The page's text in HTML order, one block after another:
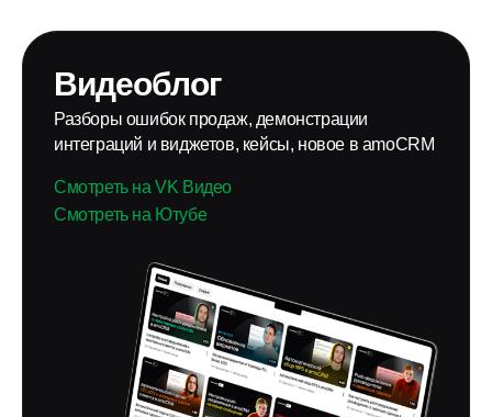
Видеоблог
Разборы ошибок продаж, демонстрации
интеграций и виджетов, кейсы, новое в amoCRM
Смотреть на VK Видео
Смотреть на Ютубе